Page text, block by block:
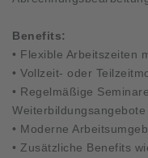
Benefits:
• Flexible Arbeitszeiten
• Vollzeit- oder
• Regelmäßige
Weiterbildungsangebote
• Moderne
• Zusätzliche Benefits